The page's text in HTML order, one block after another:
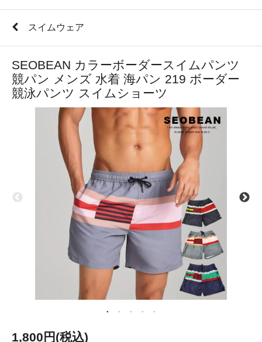
スイムウェア
SEOBEAN カラーボーダースイムパンツ
競パン メンズ 水着 海パン 219 ボーダー
競泳パンツ スイムショーツ
1,800円(税込)